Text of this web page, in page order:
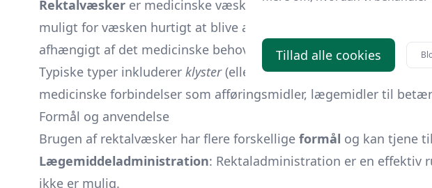
Rektalvæsker er medicinske væsker, der er designet til at blive
muligt for væsken hurtigt at blive absorberet i blodstrømmen
afhængigt af det medicinske behov, de er tiltænkt at opfylde.
Typiske typer inkluderer klyster(eller lavement), supponerede
medicinske forbindelser som afføringsmidler, lægemidler til
Formål og anvendelse
Brugen af rektalvæsker har flere forskellige formål og kan tjene
Lægemiddeladministration: Rektaladministration er en
ikke er mulig.
Tillad alle cookies